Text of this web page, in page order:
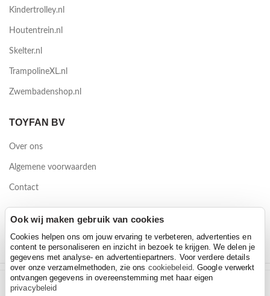
Puky Pukylino bundel pastel groen
Puky Pukylino bundel pastel groen
Kindertrolley.nl
Houtentrein.nl
Skelter.nl
TrampolineXL.nl
Zwembadenshop.nl
TOYFAN BV
Over ons
Algemene voorwaarden
Contact
Ook wij maken gebruik van cookies
Cookies helpen ons om jouw ervaring te verbeteren, advertenties en
content te personaliseren en inzicht in bezoek te krijgen. We delen je
gegevens met analyse- en advertentiepartners. Voor verdere details
over onze verzamelmethoden, zie ons cookiebeleid. Google verwerkt
ontvangen gegevens in overeenstemming met haar eigen
privacybeleid